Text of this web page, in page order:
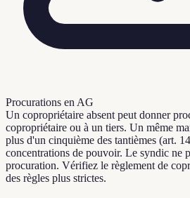
Procurations en AG
Un copropriétaire absent peut donner
copropriétaire ou à un tiers. Un même
plus d'un cinquième des tantièmes (art.
concentrations de pouvoir. Le syndic ne
procuration. Vérifiez le règlement de
des règles plus strictes.